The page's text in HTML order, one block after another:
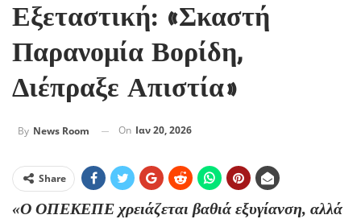
Εξεταστική: «Σκαστή
Παρανομία Βορίδη,
Διέπραξε Απιστία»
By News Room On Ιαν 20, 2026
Share
«Ο ΟΠΕΚΕΠΕ χρειάζεται βαθιά εξυγίανση, αλλά